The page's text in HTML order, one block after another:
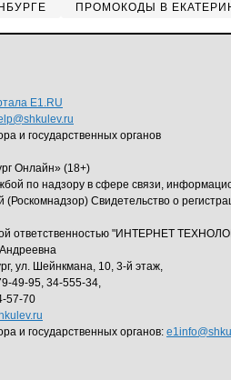
ПРОМОКОДЫ В
E1.RU
и государственных органов
Онлайн» (18+)
по надзору в сфере связи,
(Роскомнадзор) Свидетельство о
ответственностью "ИНТЕРНЕТ
ул. Шейнкмана, 10, 3-й этаж,
49-95, 34-555-34,
57-70
и государственных органов: